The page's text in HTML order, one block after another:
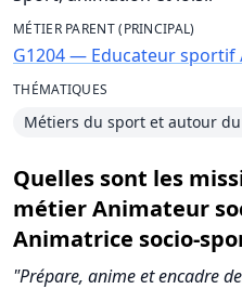
MÉTIER PARENT (PRINCIPAL)
G1204 — Educateur sportif
THÉMATIQUES
Métiers du sport et autour
Quelles sont les
métier Animateur
Animatrice socio-
"Prépare, anime et encadre